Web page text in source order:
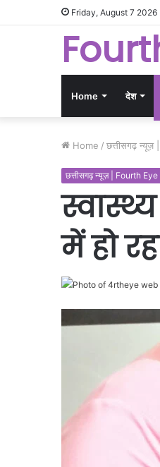
Friday, August 7 2026
Home देश
Home / छत्तीसगढ़
छत्तीसगढ़ न्यूज़ | Fourth
में हो